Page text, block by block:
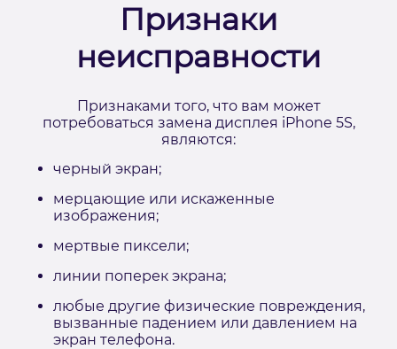
Признаки
неисправности
Признаками того, что вам может
потребоваться замена дисплея iPhone 5S,
являются:
черный экран;
мерцающие или искаженные
изображения;
мертвые пиксели;
линии поперек экрана;
любые другие физические повреждения,
вызванные падением или давлением на
экран телефона.